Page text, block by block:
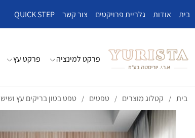
בית אודות גלריית פרויקטים צור קשר QUICK STEP
פרקט למינציה פרקט עץ
בית / קטלוג מוצרים / טפטים / טפט בטון בריקים עץ ושיש